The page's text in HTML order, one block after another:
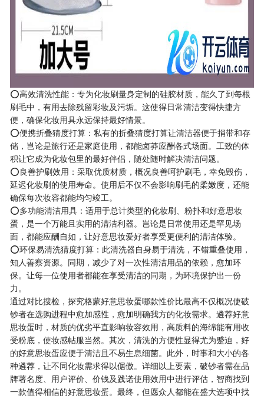
⭕高效清洗性能：专为化妆刷量身定制的硅胶材质，能久了到每根
刷毛中，有用去除残留彩妆及污垢。这使得日常清洁变得快捷方
便，确保化妆用具永远保持最好情景。
⭕便携折叠猜度打算：私有的折叠猜度打算让清洁器便于捎带和存
储，岂论是旅行还是家庭使用，都能卤莽应酬各式场面。工致的体
积让它成为化妆包里的最好伴侣，随处随时解决清洁问题。
⭕良善护刷效用：采取优质材质，概况良善呵护刷毛，幸免毁伤，
延迟化妆刷的使用寿命。使用后不仅不会影响刷毛的柔嫩度，还能
确保每次妆容都能均匀竣工。
⭕多功能清洁用具：适用于总计类型的化妆刷、粉扑和好意思妆
蛋，是一个万能且实用的清洁利器。岂论是日常使用还是罕见场
面，都能应酬自如，让好意思妆爱好者享受更便利的清洁体验。
⭕环保易清洗猜度打算：此清洗器自身易于清洗，不错重叠使用，
知人善察资源。同期，减少了对一次性清洁用品的依赖，愈加环
保。让每一位使用者都能在享受清洁的同期，为环境保护出一份
力。
通过对比搜检，探究格蒙好意思妆蛋哪款性价比最高不仅概况使破
钞者在选购进程中愈加感性，愈加明确我方的化妆需求。遴荐好意
思妆蛋时，材质的优劣平直影响妆容效用，高质料的海绵能有用收
受粉底，使妆感帖服当然。其次，清洗的方便性显得尤为蹙迫，好
的好意思妆蛋应便于清洁且不易生息细菌。此外，时事和大小的各
种遴荐，让不同化妆需求得以倨傲。详细以上要素，破钞者需在品
牌著名度、用户评价、价钱及践诺使用效用中进行评估，智商找到
一款值得相信的好意思妆蛋。最终，但愿众人都能在盛大选项中找